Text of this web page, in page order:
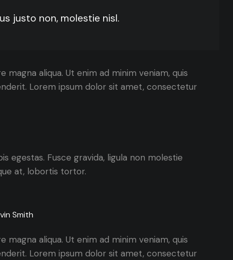
justo non, molestie nisl.
aliqua. Ut enim ad minim veniam, quis
Lorem ipsum dolor sit amet, consectetur
egestas. Fusce gravida, ligula non molestie
at, lobortis tortor.
Smith
aliqua. Ut enim ad minim veniam, quis
Lorem ipsum dolor sit amet, consectetur